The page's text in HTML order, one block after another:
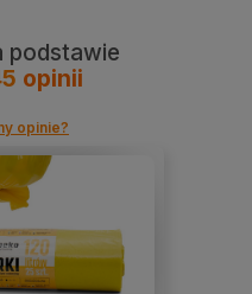
podstawie
opinii
opinie?